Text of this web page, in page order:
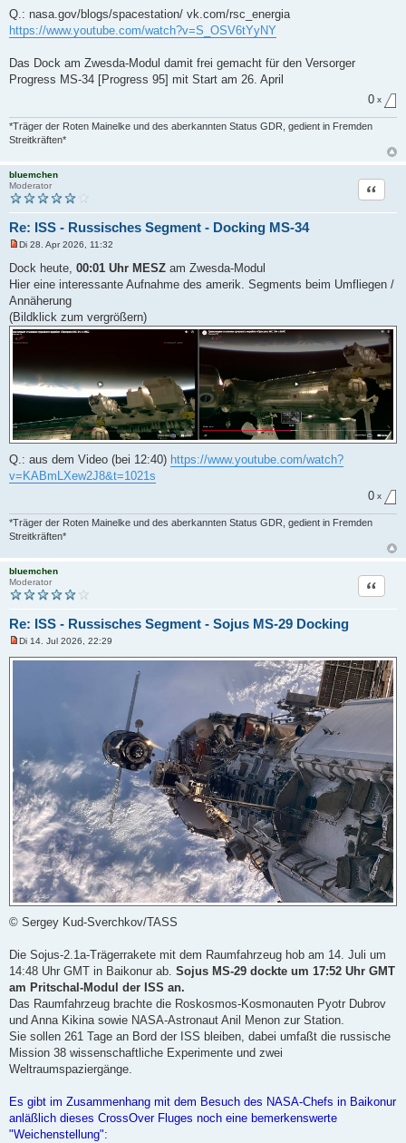
Q.: nasa.gov/blogs/spacestation/ vk.com/rsc_energia
https://www.youtube.com/watch?v=S_OSV6tYyNY
Das Dock am Zwesda-Modul damit frei gemacht für den Versorger
Progress MS-34 [Progress 95] mit Start am 26. April
0 x
*Träger der Roten Mainelke und des aberkannten Status GDR, gedient in Fremden
Streitkräften*
bluemchen
Moderator
Re: ISS - Russisches Segment - Docking MS-34
Zitat
n
g
e
l
e
s
e
n
B
e
i
a
g
Di 28. Apr 2026, 11:32
Dock heute, 00:01 Uhr MESZ am Zwesda-Modul
Hier eine interessante Aufnahme des amerik. Segments beim Umfliegen /
Annäherung
(Bildklick zum vergrößern)
Q.: aus dem Video (bei 12:40) https://www.youtube.com/watch?
v=KABmLXew2J8&t=1021s
0 x
*Träger der Roten Mainelke und des aberkannten Status GDR, gedient in Fremden
Streitkräften*
bluemchen
Moderator
Re: ISS - Russisches Segment - Sojus MS-29 Docking
Zitat
n
B
i
t
r
a
g
Di 14. Jul 2026, 22:29
© Sergey Kud-Sverchkov/TASS
Die Sojus-2.1a-Trägerrakete mit dem Raumfahrzeug hob am 14. Juli um
14:48 Uhr GMT in Baikonur ab. Sojus MS-29 dockte um 17:52 Uhr GMT
am Pritschal-Modul der ISS an.
Das Raumfahrzeug brachte die Roskosmos-Kosmonauten Pyotr Dubrov
und Anna Kikina sowie NASA-Astronaut Anil Menon zur Station.
Sie sollen 261 Tage an Bord der ISS bleiben, dabei umfaßt die russische
Mission 38 wissenschaftliche Experimente und zwei
Weltraumspaziergänge.
Es gibt im Zusammenhang mit dem Besuch des NASA-Chefs in Baikonur
anläßlich dieses CrossOver Fluges noch eine bemerkenswerte
"Weichenstellung":